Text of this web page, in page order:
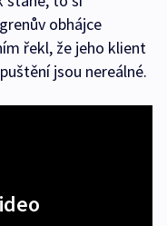
obhájce
řekl, že jeho klient
jsou nereálné.